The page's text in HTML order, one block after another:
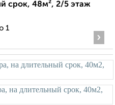
срок, 48м², 2/5 этаж
1
›